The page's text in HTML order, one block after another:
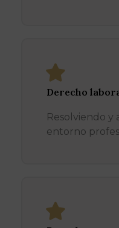
Derecho
Resolviendo y
entorno